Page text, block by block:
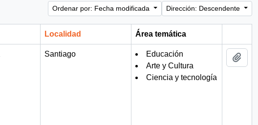
Ordenar por: Fecha modificada Dirección: Descendente
Localidad
Área temática
Santiago
Educación
Arte y Cultura
Ciencia y tecnología